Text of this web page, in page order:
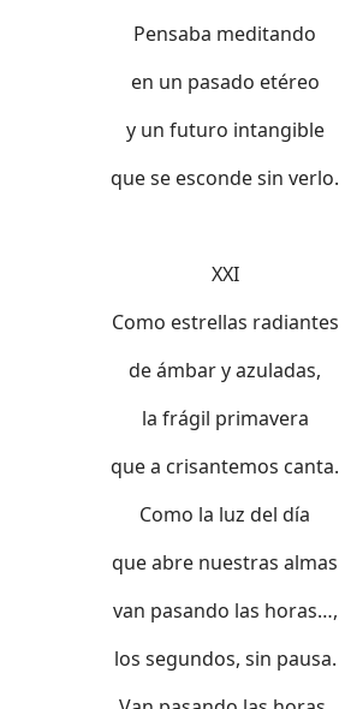
Pensaba meditando
en un pasado etéreo
y un futuro intangible
que se esconde sin verlo.
XXI
Como estrellas radiantes
de ámbar y azuladas,
la frágil primavera
que a crisantemos canta.
Como la luz del día
que abre nuestras almas
van pasando las horas…,
los segundos, sin pausa.